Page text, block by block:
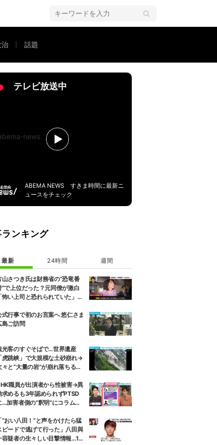
治 話題
総監督が「見直し」ツイート、揺れるアイドルの“恋愛禁止”論争
テレビ放送中
ABEMA NEWS すきま時間に最新ニ
ュースをチェック
ンキング
最新 24時間 週間
山さつき氏は財務省の“恐竜番
”で上位だった？元同僚が激白
「怖い上司と恐れられていた」
式行事で初のお言葉へ 悠仁さま
島ご訪問
光客のすぐそばで…世界遺産
「虎跳峡」で大規模な土砂崩れ→
々と“大量の岩”が崩れ落ちる瞬
職員が出演者から性被害→異
求めるも3年認められずPTSD
…加害者側の“釈明”にコラムニ
織体制の問題点も指摘
「“おい八田！”と声をかけたら猛
ピードで逃げて行った」八田與
容疑者の生々しい目撃情報…1万